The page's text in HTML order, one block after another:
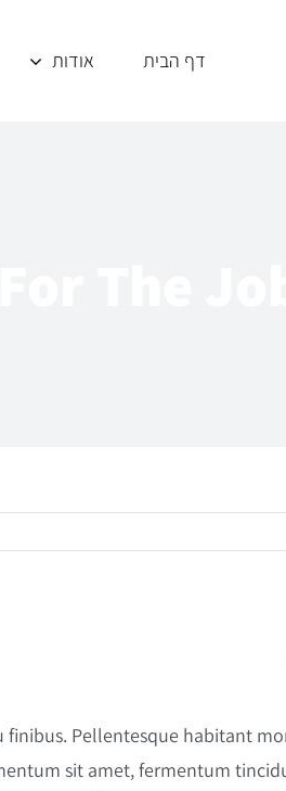
דף הבית אודות
Pellentesque habitant
sit amet, fermentum